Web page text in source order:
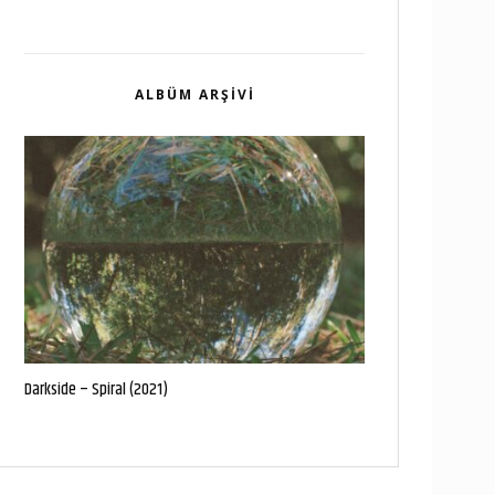
ALBÜM ARŞIVI
Darkside – Spiral (2021)